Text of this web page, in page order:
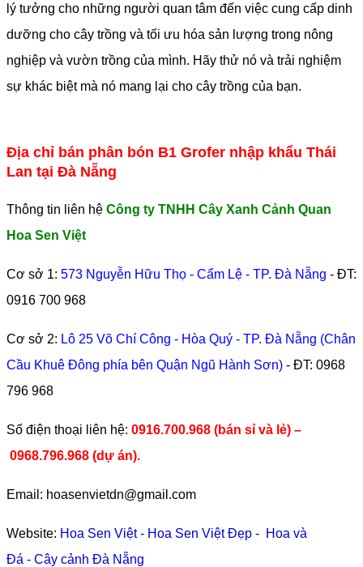
lý tưởng cho những người quan tâm đến việc cung cấp dinh
dưỡng cho cây trồng và tối ưu hóa sản lượng trong nông
nghiệp và vườn trồng của mình. Hãy thử nó và trải nghiệm
sự khác biệt mà nó mang lại cho cây trồng của bạn.
Địa chỉ bán phân bón B1 Grofer nhập khẩu Thái
Lan tại Đà Nẵng
Thông tin liên hệ Công ty TNHH Cây Xanh Cảnh Quan
Hoa Sen Việt
Cơ sở 1: 573 Nguyễn Hữu Thọ - Cẩm Lệ - TP. Đà Nẵng - ĐT:
0916 700 968
Cơ sở 2: Lô 25 Võ Chí Công - Hòa Quý - TP. Đà Nẵng (Chân
Cầu Khuê Đông phía bên Quận Ngũ Hành Sơn) - ĐT: 0968
796 968
​Số điện thoại liên hệ: 0916.700.968 (bán sỉ và lẻ) –
0968.796.968 (dự án).
Email: hoasenvietdn@gmail.com
Website: Hoa Sen Việt- Hoa Sen Việt Đẹp - Hoa và
Đá - Cây cảnh Đà Nẵng